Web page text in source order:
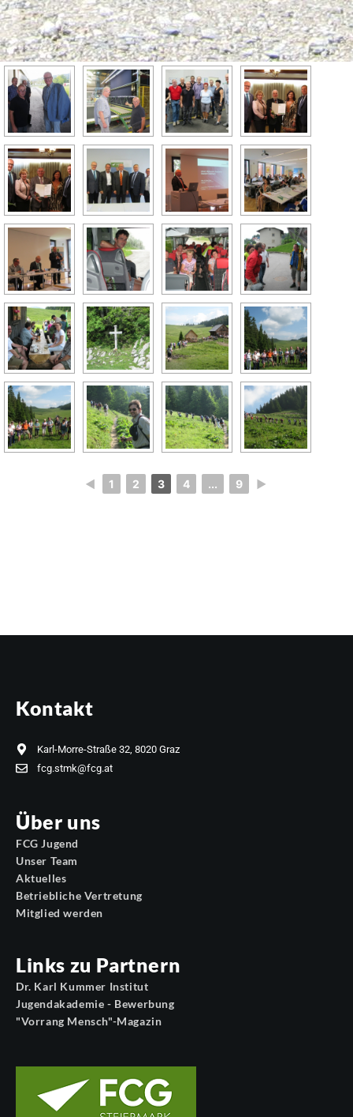
◄ 1 2 3 4 ... 9 ►
Kontakt
Karl-Morre-Straße 32, 8020 Graz
fcg.stmk@fcg.at
Über uns
FCG Jugend
Unser Team
Aktuelles
Betriebliche Vertretung
Mitglied werden
Links zu Partnern
Dr. Karl Kummer Institut
Jugendakademie - Bewerbung
"Vorrang Mensch"-Magazin